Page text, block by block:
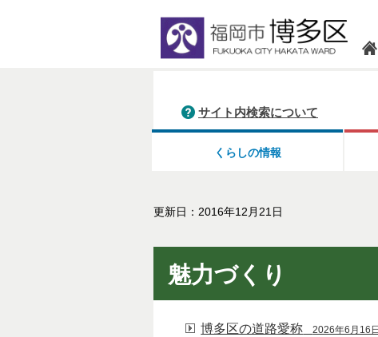
サイト内検索について
くらしの情報
更新日：2016年12月21日
魅力づくり
博多区の道路愛称 2026年6月16日